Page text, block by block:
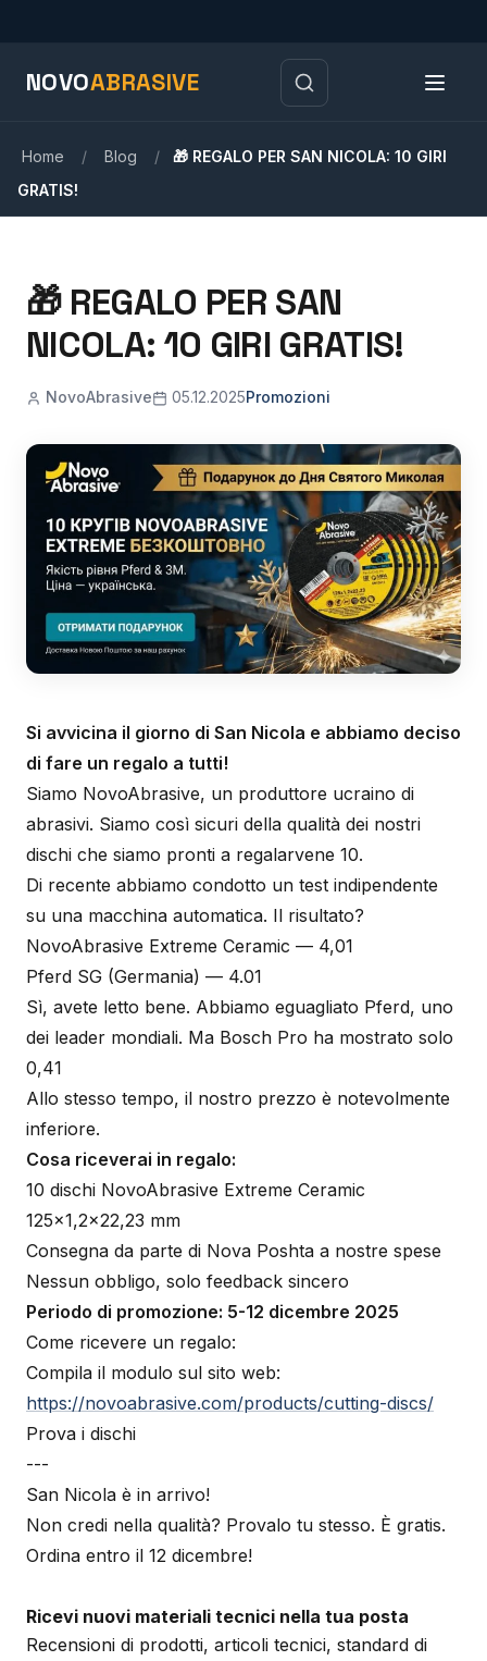
NOVOABRASIVE
Home / Blog /
🎁 REGALO PER SAN NICOLA: 10 GIRI
GRATIS!
🎁 REGALO PER SAN
NICOLA: 10 GIRI GRATIS!
NovoAbrasive 05.12.2025Promozioni
Si avvicina il giorno di San Nicola e abbiamo deciso
di fare un regalo a tutti!
Siamo NovoAbrasive, un produttore ucraino di
abrasivi. Siamo così sicuri della qualità dei nostri
dischi che siamo pronti a regalarvene 10.
Di recente abbiamo condotto un test indipendente
su una macchina automatica. Il risultato?
NovoAbrasive Extreme Ceramic — 4,01
Pferd SG (Germania) — 4.01
Sì, avete letto bene. Abbiamo eguagliato Pferd, uno
dei leader mondiali. Ma Bosch Pro ha mostrato solo
0,41
Allo stesso tempo, il nostro prezzo è notevolmente
inferiore.
Cosa riceverai in regalo:
10 dischi NovoAbrasive Extreme Ceramic
125×1,2×22,23 mm
Consegna da parte di Nova Poshta a nostre spese
Nessun obbligo, solo feedback sincero
Periodo di promozione: 5-12 dicembre 2025
Come ricevere un regalo:
Compila il modulo sul sito web:
https://novoabrasive.com/products/cutting-discs/
Prova i dischi
---
San Nicola è in arrivo!
Non credi nella qualità? Provalo tu stesso. È gratis.
Ordina entro il 12 dicembre!
Ricevi nuovi materiali tecnici nella tua posta
Recensioni di prodotti, articoli tecnici, standard di